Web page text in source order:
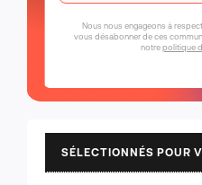
Nous nous engageons à
vous désabonner de ces
notrepolitique
SÉLECTIONNÉS POUR